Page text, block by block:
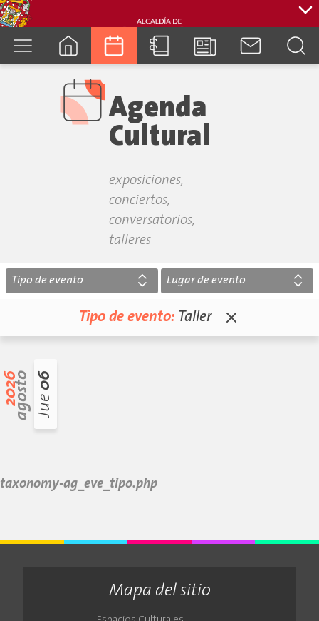
Agenda
Cultural
exposiciones,
conciertos,
conversatorios,
talleres
Tipo de evento: Taller
2026agosto Jue
06
Tipo de evento Lugar de evento
taxonomy-ag_eve_tipo.php
Mapa del sitio